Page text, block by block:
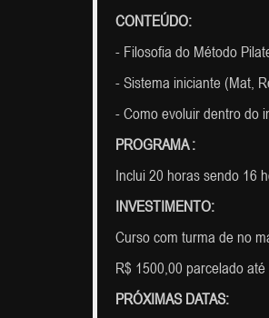
CONTEÚDO:
- Filosofia do Método
- Sistema iniciante (Mat,
- Como evoluir dentro do
PROGRAMA :
Inclui 20 horas sendo 16
INVESTIMENTO:
Curso com turma de no
R$ 1500,00 parcelado
PRÓXIMAS DATAS: